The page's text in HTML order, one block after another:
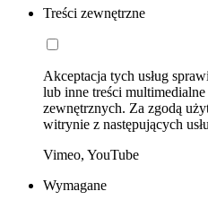
Treści zewnętrzne
Akceptacja tych usług
lub inne treści
zewnętrznych. Za zgodą
witrynie z następujących
Vimeo, YouTube
Wymagane